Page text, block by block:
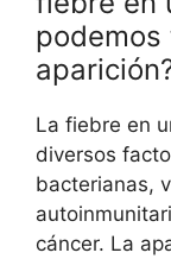
La fiebre en
diversos
bacterianas,
cáncer. La